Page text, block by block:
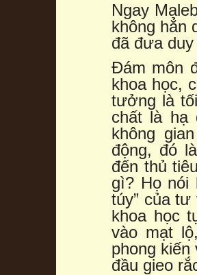
Ngay
không hẳn
đã đưa
Đám môn
khoa học,
tưởng là
chất là hạ
không
động, đó
đến thủ
gì? Họ nói
túy” của
khoa học
vào mạt
phong
đầu gieo